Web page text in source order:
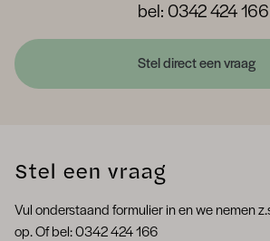
bel: 0342 424 166
Stel direct een vraag
Stel een vraag
Vul onderstaand formulier in en we nemen
op. Of bel: 0342 424 166